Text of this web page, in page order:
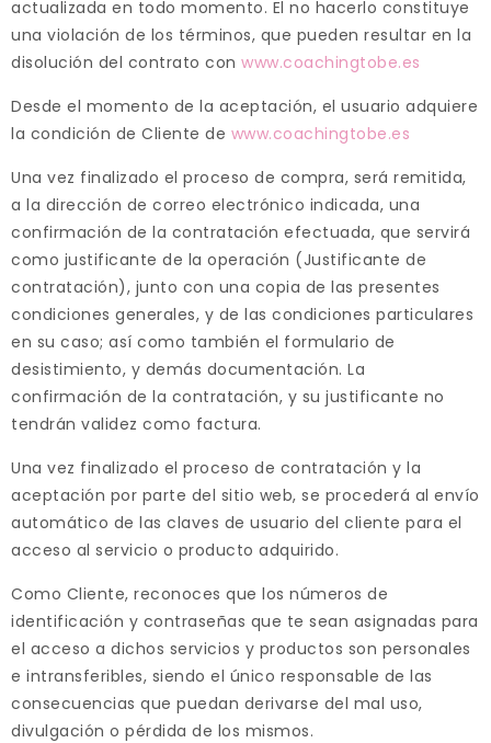
actualizada en todo momento. El no hacerlo constituye
una violación de los términos, que pueden resultar en la
disolución del contrato con www.coachingtobe.es
Desde el momento de la aceptación, el usuario adquiere
la condición de Cliente de www.coachingtobe.es
Una vez finalizado el proceso de compra, será remitida,
a la dirección de correo electrónico indicada, una
confirmación de la contratación efectuada, que servirá
como justificante de la operación (Justificante de
contratación), junto con una copia de las presentes
condiciones generales, y de las condiciones particulares
en su caso; así como también el formulario de
desistimiento, y demás documentación. La
confirmación de la contratación, y su justificante no
tendrán validez como factura.
Una vez finalizado el proceso de contratación y la
aceptación por parte del sitio web, se procederá al envío
automático de las claves de usuario del cliente para el
acceso al servicio o producto adquirido.
Como Cliente, reconoces que los números de
identificación y contraseñas que te sean asignadas para
el acceso a dichos servicios y productos son personales
e intransferibles, siendo el único responsable de las
consecuencias que puedan derivarse del mal uso,
divulgación o pérdida de los mismos.